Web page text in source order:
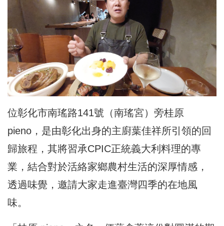
位彰化市南瑤路141號（南瑤宮）旁桂原
pieno，是由彰化出身的主廚葉佳祥所引領的回
歸旅程，其將習承CPIC正統義大利料理的專
業，結合對於活絡家鄉農村生活的深厚情感，
透過味覺，邀請大家走進臺灣四季的在地風
味。